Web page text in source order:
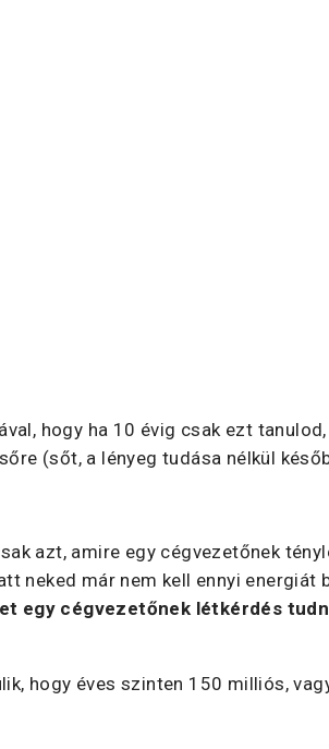
hogy ha 10 évig csak ezt
(sőt, a lényeg tudása nélkül
azt, amire egy cégvezetőnek
neked már nem kell ennyi energiát
egy cégvezetőnek létkérdés
hogy éves szinten 150 milliós,